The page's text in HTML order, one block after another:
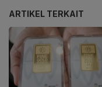
ARTIKEL TERKAIT